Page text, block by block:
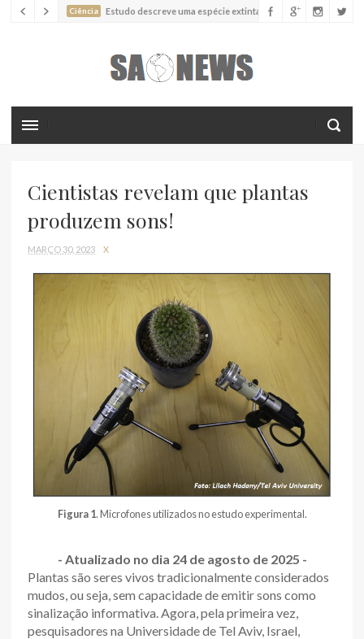
Ciência Estudo descreve uma espécie extinta de polvo que pode
Batimentos cardíacos promovem supressão do
crescimento de cânceres no coração de mamíferos, aponta estudo
Ciência Nova espécie descrita de aranha usa uma sofisticada
Cientistas revelam que plantas
produzem sons!
MARÇO 30, 2023 X
Figura 1. Microfones utilizados no estudo experimental.
- Atualizado no dia 24 de agosto de 2025 -
Plantas são seres vivos tradicionalmente considerados
mudos, ou seja, sem capacidade de emitir sons como
sinalização informativa. Agora, pela primeira vez,
pesquisadores na Universidade de Tel Aviv, Israel,